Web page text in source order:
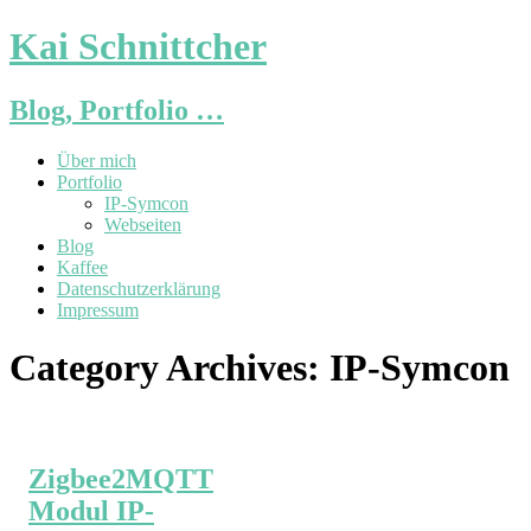
Kai Schnittcher
Blog, Portfolio …
Über mich
Portfolio
IP-Symcon
Webseiten
Blog
Kaffee
Datenschutzerklärung
Impressum
Category Archives: IP-Symcon
Zigbee2MQTT
Modul IP-